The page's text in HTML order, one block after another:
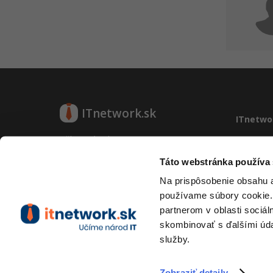
Táto webstránka
Na prispôsobenie
používame súbory
partnerom v oblasti
skombinovať s ďalšími
služby.
ITnetwork.sk
Učíme národ IT
Reklama
Vývoj
Kontakt
RSS